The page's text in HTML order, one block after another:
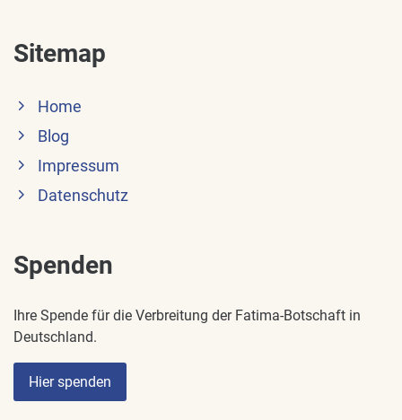
Sitemap
Home
Blog
Impressum
Datenschutz
Spenden
Ihre Spende für die Verbreitung der Fatima-Botschaft in
Deutschland.
Hier spenden